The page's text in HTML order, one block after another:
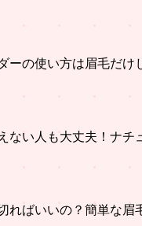
ーの使い方は眉毛だけ
ない人も大丈夫！ナチ
ればいいの？簡単な眉